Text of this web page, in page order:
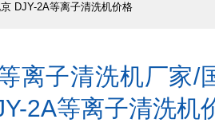
DJY-2A等离子清洗机价格
离子清洗机厂家/
2A等离子清洗机